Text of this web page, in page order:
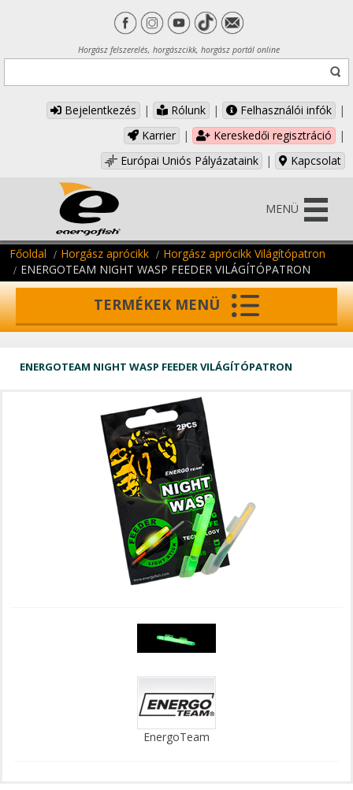
Horgász felszerelés, horgászcikk, horgász portál online
Bejelentkezés | Rólunk | Felhasználói infók
|
Karrier
| Kereskedői regisztráció
|
Európai Uniós Pályázataink
| Kapcsolat
MENÜ
Főoldal Horgász aprócikk
Horgász aprócikk Világítópatron
ENERGOTEAM NIGHT WASP FEEDER VILÁGÍTÓPATRON
TERMÉKEK MENÜ
ENERGOTEAM NIGHT WASP FEEDER VILÁGÍTÓPATRON
EnergoTeam